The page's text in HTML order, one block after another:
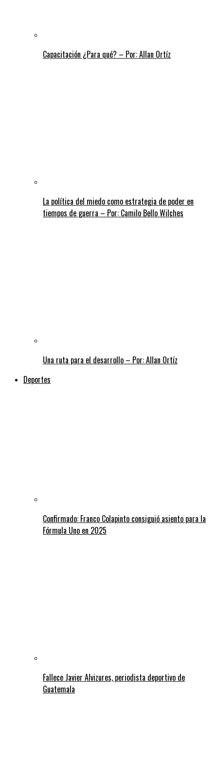
Capacitación ¿Para qué? – Por: Allan Ortíz
La política del miedo como estrategia de poder en
tiempos de guerra – Por: Camilo Bello Wilches
Una ruta para el desarrollo – Por: Allan Ortíz
Deportes
Confirmado: Franco Colapinto consiguió asiento para la
Fórmula Uno en 2025
Fallece Javier Alvizures, periodista deportivo de
Guatemala